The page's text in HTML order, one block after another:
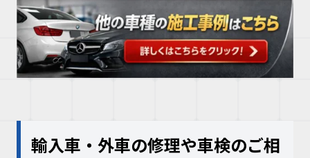
輸入車・外車の修理や車検のご相